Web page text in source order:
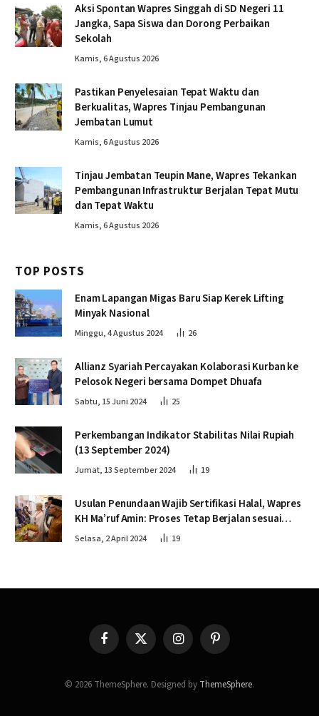
Aksi Spontan Wapres Singgah di SD Negeri 11
Jangka, Sapa Siswa dan Dorong Perbaikan
Sekolah
Kamis, 6 Agustus 2026
Pastikan Penyelesaian Tepat Waktu dan
Berkualitas, Wapres Tinjau Pembangunan
Jembatan Lumut
Kamis, 6 Agustus 2026
Tinjau Jembatan Teupin Mane, Wapres Tekankan
Pembangunan Infrastruktur Berjalan Tepat Mutu
dan Tepat Waktu
Kamis, 6 Agustus 2026
TOP POSTS
Enam Lapangan Migas Baru Siap Kerek Lifting
Minyak Nasional
Minggu, 4 Agustus 2024 26
Allianz Syariah Percayakan Kolaborasi Kurban ke
Pelosok Negeri bersama Dompet Dhuafa
Sabtu, 15 Juni 2024 25
Perkembangan Indikator Stabilitas Nilai Rupiah
(13 September 2024)
Jumat, 13 September 2024 19
Usulan Penundaan Wajib Sertifikasi Halal, Wapres
KH Ma’ruf Amin: Proses Tetap Berjalan sesuai
Penahapan
Selasa, 2 April 2024 19
FacebookX
(Twitter)
InstagramPinterest
© 2026 ThemeSphere. Designed by ThemeSphere.